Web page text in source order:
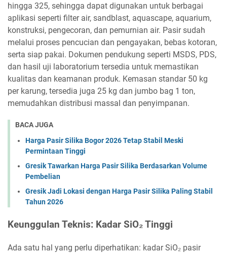
hingga 325, sehingga dapat digunakan untuk berbagai
aplikasi seperti filter air, sandblast, aquascape, aquarium,
konstruksi, pengecoran, dan pemurnian air. Pasir sudah
melalui proses pencucian dan pengayakan, bebas kotoran,
serta siap pakai. Dokumen pendukung seperti MSDS, PDS,
dan hasil uji laboratorium tersedia untuk memastikan
kualitas dan keamanan produk. Kemasan standar 50 kg
per karung, tersedia juga 25 kg dan jumbo bag 1 ton,
memudahkan distribusi massal dan penyimpanan.
BACA JUGA
Harga Pasir Silika Bogor 2026 Tetap Stabil Meski
Permintaan Tinggi
Gresik Tawarkan Harga Pasir Silika Berdasarkan Volume
Pembelian
Gresik Jadi Lokasi dengan Harga Pasir Silika Paling Stabil
Tahun 2026
Keunggulan Teknis: Kadar SiO₂ Tinggi
Ada satu hal yang perlu diperhatikan: kadar SiO₂ pasir